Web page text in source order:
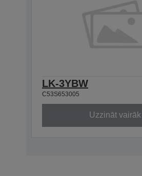
LK-3YBW
C53S653005
Uzzināt vairāk